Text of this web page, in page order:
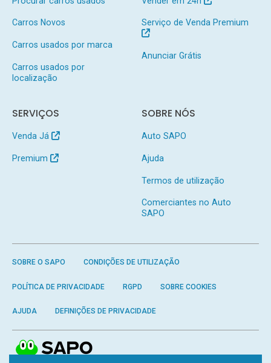
Carros Novos
Carros usados por marca
Carros usados por
localização
Serviço de Venda Premium
Anunciar Grátis
SERVIÇOS
Venda Já
Premium
SOBRE NÓS
Auto SAPO
Ajuda
Termos de utilização
Comerciantes no Auto
SAPO
SOBRE O SAPO CONDIÇÕES DE UTILIZAÇÃO
POLÍTICA DE PRIVACIDADE RGPD SOBRE COOKIES
AJUDA DEFINIÇÕES DE PRIVACIDADE